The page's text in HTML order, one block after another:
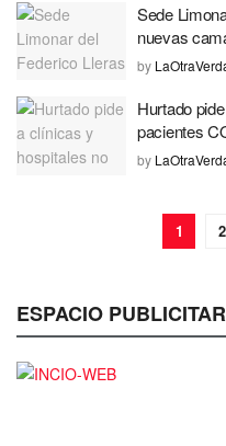
Sede
nuevas
by
Hurtado
pacientes
by
1 2
ESPACIO